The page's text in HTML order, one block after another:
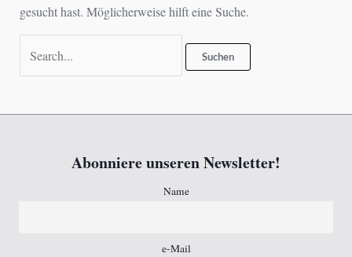
gesucht hast. Möglicherweise hilft eine Suche.
Abonniere unseren Newsletter!
Name
e-Mail